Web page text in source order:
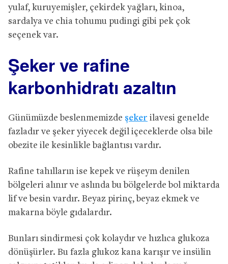
yulaf, kuruyemişler, çekirdek yağları, kinoa,
sardalya ve chia tohumu pudingi gibi pek çok
seçenek var.
Şeker ve rafine
karbonhidratı azaltın
Günümüzde beslenmemizde şeker ilavesi genelde
fazladır ve şeker yiyecek değil içeceklerde olsa bile
obezite ile kesinlikle bağlantısı vardır.
Rafine tahılların ise kepek ve rüşeym denilen
bölgeleri alınır ve aslında bu bölgelerde bol miktarda
lif ve besin vardır. Beyaz pirinç, beyaz ekmek ve
makarna böyle gıdalardır.
Bunları sindirmesi çok kolaydır ve hızlıca glukoza
dönüşürler. Bu fazla glukoz kana karışır ve insülin